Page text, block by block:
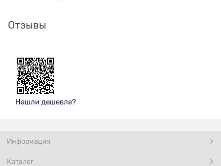
Отзывы
Нашли дешевле?
Информация
Каталог